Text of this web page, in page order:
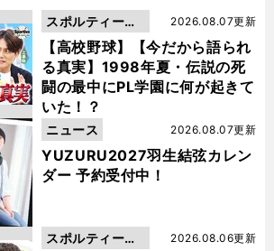
【高校野球】【今だから語られ
る真実】1998年夏・伝説の死
闘の最中にPL学園に何が起きて
いた！？
2026.08.07更新
スポルティーバ
動画
YUZURU2027羽生結弦カレン
ダー 予約受付中！
2026.08.07更新
ニュース
2026.08.06更新
スポルティーバ